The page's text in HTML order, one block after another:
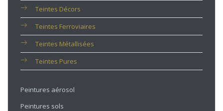
Teintes Décors
Teintes Ferroviaires
Teintes Métallisées
Teintes Pures
Peintures aérosol
Peintures sols